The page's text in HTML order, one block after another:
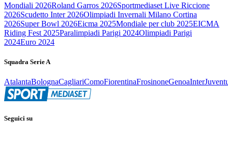
Mondiali 2026Roland Garros 2026Sportmediaset Live Riccione
2026Scudetto Inter 2026Olimpiadi Invernali Milano Cortina
2026Super Bowl 2026Eicma 2025Mondiale per club 2025EICMA
Riding Fest 2025Paralimpiadi Parigi 2024Olimpiadi Parigi
2024Euro 2024
Squadra Serie A
AtalantaBolognaCagliariComoFiorentinaFrosinoneGenoaInter
Seguici su